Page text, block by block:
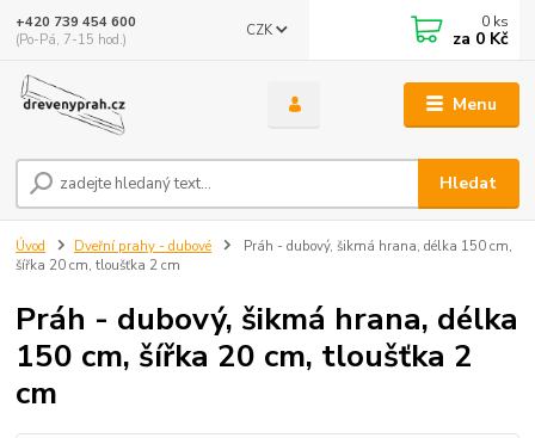
Menu
CZK
Hledat
+420 739 454 600
(Po-Pá, 7-15 hod.)
0 ks
za 0 Kč
Úvod Dveřní prahy - dubové
Práh - dubový, šikmá hrana, délka 150 cm,
šířka 20 cm, tloušťka 2 cm
Práh - dubový, šikmá hrana, délka
150 cm, šířka 20 cm, tloušťka 2
cm